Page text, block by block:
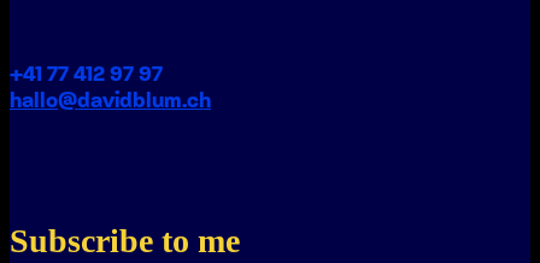
+41 77 412 97 97
hallo@davidblum.ch
Subscribe to me